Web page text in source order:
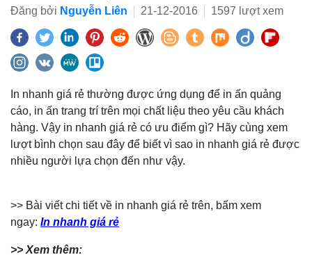
Đăng bởi Nguyễn Liên 21-12-2016 1597 lượt xem
In nhanh giá rẻ thường được ứng dụng để in ấn quảng
cáo, in ấn trang trí trên mọi chất liệu theo yêu cầu khách
hàng. Vậy in nhanh giá rẻ có ưu điểm gì? Hãy cùng xem
lượt bình chọn sau đây để biết vì sao in nhanh giá rẻ được
nhiều người lựa chọn đến như vậy.
>> Bài viết chi tiết về in nhanh giá rẻ trên, bấm xem
ngay: In nhanh giá rẻ
>> Xem thêm: